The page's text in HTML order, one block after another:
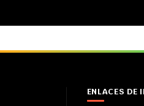
ENLACES DE